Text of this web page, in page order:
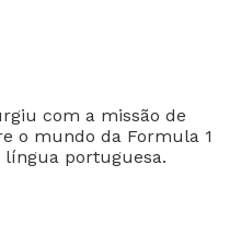
com a missão de
o mundo da Formula 1
língua portuguesa.